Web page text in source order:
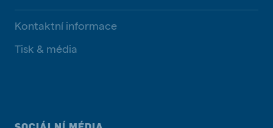
Kontaktní informace
Tisk & média